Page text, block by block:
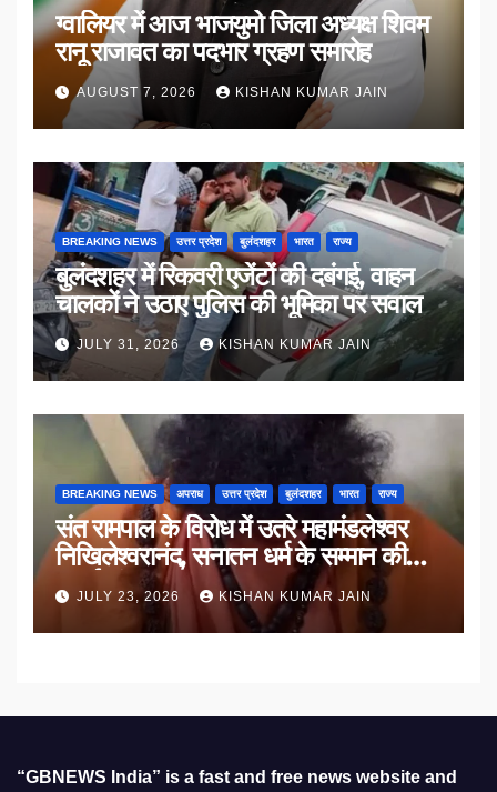
ग्वालियर में आज भाजयुमो जिला अध्यक्ष शिवम
रानू राजावत का पदभार ग्रहण समारोह
AUGUST 7, 2026 KISHAN KUMAR JAIN
BREAKING NEWS उत्तर प्रदेश बुलंदशहर भारत राज्य
बुलंदशहर में रिकवरी एजेंटों की दबंगई, वाहन
चालकों ने उठाए पुलिस की भूमिका पर सवाल
JULY 31, 2026 KISHAN KUMAR JAIN
BREAKING NEWS अपराध उत्तर प्रदेश बुलंदशहर भारत राज्य
संत रामपाल के विरोध में उतरे महामंडलेश्वर
निखिलेश्वरानंद, सनातन धर्म के सम्मान की
उठाई मांग
JULY 23, 2026 KISHAN KUMAR JAIN
“GBNEWS India” is a fast and free news website and